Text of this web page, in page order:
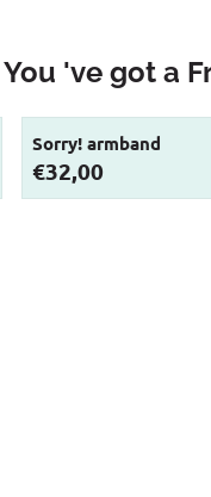
You 've got a
Sorry! armband
Prijs: 32,00
€32,00